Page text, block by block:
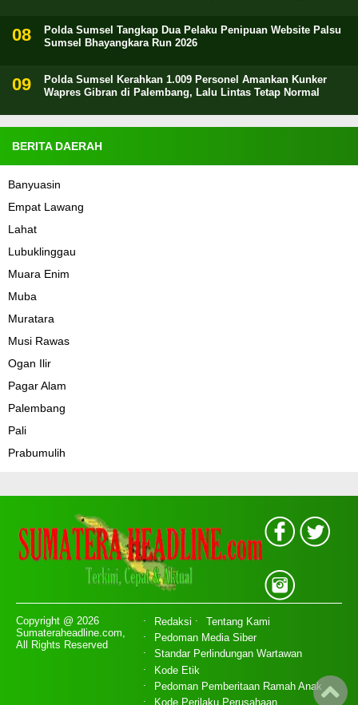
Polda Sumsel Tangkap Dua Pelaku Penipuan Website Palsu
Sumsel Bhayangkara Run 2026
Polda Sumsel Kerahkan 1.009 Personel Amankan Kunker
Wapres Gibran di Palembang, Lalu Lintas Tetap Normal
BERITA DAERAH
Banyuasin
Empat Lawang
Lahat
Lubuklinggau
Muara Enim
Muba
Muratara
Musi Rawas
Ogan Ilir
Pagar Alam
Palembang
Pali
Prabumulih
Copyright @ 2026
Sumateraheadline.com,
All Rights Reserved
Redaksi
Tentang Kami
Pedoman Media Siber
Standar Perlindungan Wartawan
Kode Etik
Pedoman Pemberitaan Ramah Anak